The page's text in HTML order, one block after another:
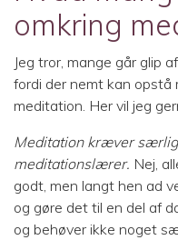
omkring
Jeg tror, mange går glip
fordi der nemt kan opstå
meditation. Her vil jeg
Meditation kræver
meditationslærer. Nej,
godt, men langt hen ad
og gøre det til en del af
og behøver ikke noget